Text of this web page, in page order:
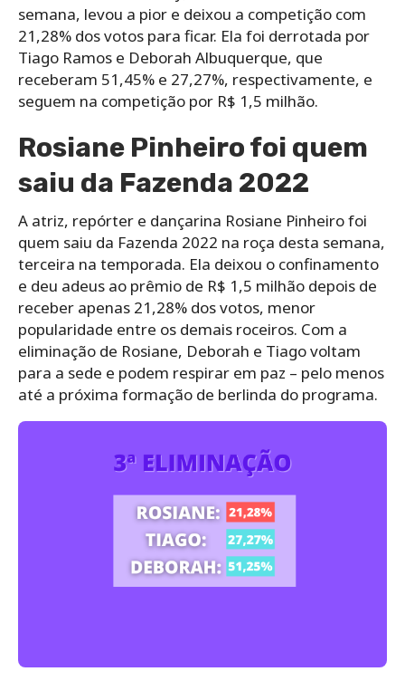
semana, levou a pior e deixou a competição com
21,28% dos votos para ficar. Ela foi derrotada por
Tiago Ramos e Deborah Albuquerque, que
receberam 51,45% e 27,27%, respectivamente, e
seguem na competição por R$ 1,5 milhão.
Rosiane Pinheiro foi quem
saiu da Fazenda 2022
A atriz, repórter e dançarina Rosiane Pinheiro foi
quem saiu da Fazenda 2022 na roça desta semana,
terceira na temporada. Ela deixou o confinamento
e deu adeus ao prêmio de R$ 1,5 milhão depois de
receber apenas 21,28% dos votos, menor
popularidade entre os demais roceiros. Com a
eliminação de Rosiane, Deborah e Tiago voltam
para a sede e podem respirar em paz – pelo menos
até a próxima formação de berlinda do programa.